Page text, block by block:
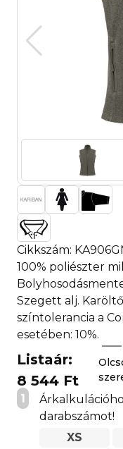
Cikkszám:
100% poliészter
Szegett alj.
színtolerancia a
esetében: 10%.
Listaár:
8 544 Ft
1
darabszámot!
XS